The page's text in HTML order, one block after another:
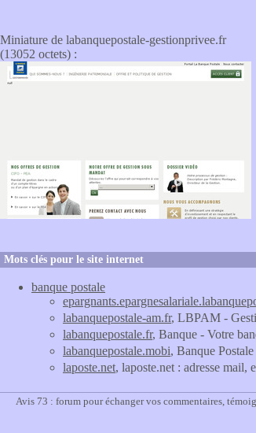
Miniature de labanquepostale-gestionprivee.fr
(13052 octets) :
Mots clés pour le site internet
banque postale
labanquepostale-am.fr, LBPAM -
labanquepostale.fr, Banque - Votre
labanquepostale.mobi, Banque Postale
laposte.net, laposte.net : adresse
Avis 73 : forum pour échanger vos commentaires,